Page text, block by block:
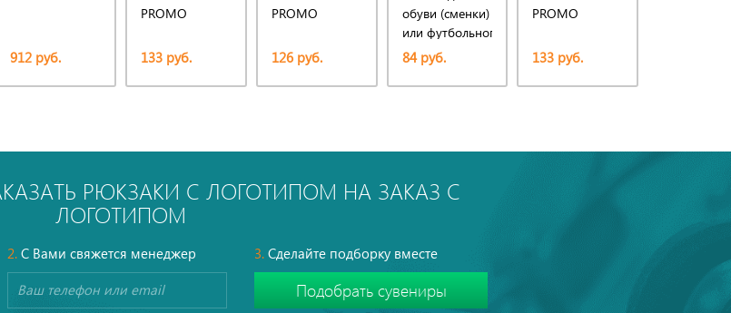
912 руб.
PROMO
133 руб.
PROMO
126 руб.
обуви (сменки)
или футбольного
мяча
84 руб.
PROMO
133 руб.
РЮКЗАКИ С ЛОГОТИПОМ НА ЗАКАЗ С
ЛОГОТИПОМ
2.С Вами свяжется менеджер 3. Сделайте подборку вместе